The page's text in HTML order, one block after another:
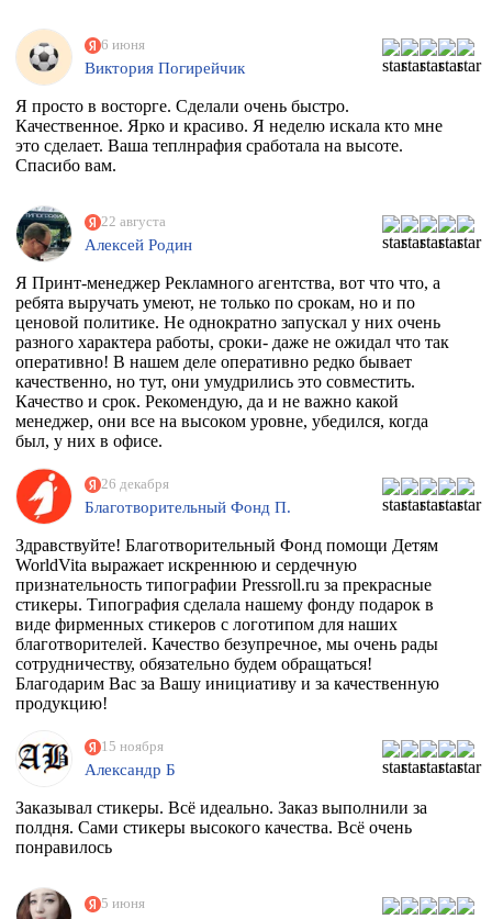
6 июня
Виктория Погирейчик
Я просто в восторге. Сделали очень быстро.
Качественное. Ярко и красиво. Я неделю искала кто мне
это сделает. Ваша теплнрафия сработала на высоте.
Спасибо вам.
22 августа
Алексей Родин
Я Принт-менеджер Рекламного агентства, вот что что, а
ребята выручать умеют, не только по срокам, но и по
ценовой политике. Не однократно запускал у них очень
разного характера работы, сроки- даже не ожидал что так
оперативно! В нашем деле оперативно редко бывает
качественно, но тут, они умудрились это совместить.
Качество и срок. Рекомендую, да и не важно какой
менеджер, они все на высоком уровне, убедился, когда
был, у них в офисе.
26 декабря
Благотворительный Фонд П.
Здравствуйте! Благотворительный Фонд помощи Детям
WorldVita выражает искреннюю и сердечную
признательность типографии Pressroll.ru за прекрасные
стикеры. Типография сделала нашему фонду подарок в
виде фирменных стикеров с логотипом для наших
благотворителей. Качество безупречное, мы очень рады
сотрудничеству, обязательно будем обращаться!
Благодарим Вас за Вашу инициативу и за качественную
продукцию!
15 ноября
Александр Б
Заказывал стикеры. Всё идеально. Заказ выполнили за
полдня. Сами стикеры высокого качества. Всё очень
понравилось
5 июня